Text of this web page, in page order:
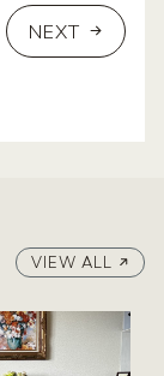
NEXT
VIEW ALL